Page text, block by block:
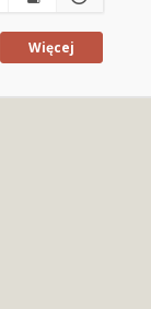
Więcej